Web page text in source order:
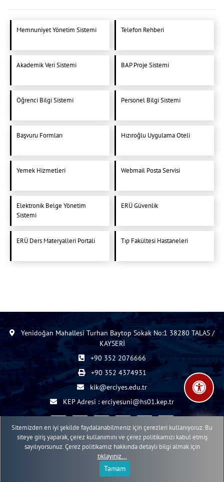
Memnuniyet Yönetim Sistemi Telefon Rehberi
Akademik Veri Sistemi BAP Proje Sistemi
Öğrenci Bilgi Sistemi Personel Bilgi Sistemi
Başvuru Formları Hızıroğlu Uygulama Oteli
Yemek Hizmetleri Webmail Posta Servisi
Elektronik Belge Yönetim
Sistemi
ERÜ Güvenlik
ERÜ Ders Materyalleri Portali Tıp Fakültesi Hastaneleri
Yenidoğan Mahallesi Turhan Baytop Sokak No:1 38280 TALAS /
KAYSERİ
+90 352 2076666
+90 352 4374931
kik@erciyes.edu.tr
KEP Adresi : erciyesuni@hs01.kep.tr
2015 - 2026 © ERÜ Web İçerik Yönetim Sistemi
Erciyes Üniversitesi Bilgi İşlem Daire Başkanlığı Web Birimi
Sitemizden en iyi şekilde faydalanabilmeniz için çerezleri kullanıyoruz. Bu
siteye giriş yaparak, çerez kullanımını ve çerez politikamızı kabul etmiş
sayılıyorsunuz. Çerez politikamız hakkında detaylı bilgi almak için
tıklayınız...
Tamam